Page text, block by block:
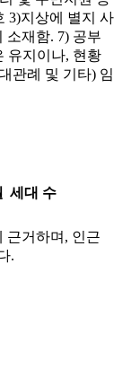
3)지상에 별지 사
소재함. 7) 공부
유지이나, 현황
관례 및 기타) 임
세대 수
근거하며, 인근
.